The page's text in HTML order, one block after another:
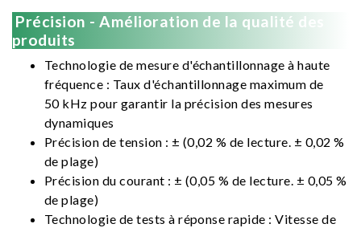
Précision - Amélioration de la qualité des
produits
Technologie de mesure d'échantillonnage à haute
fréquence : Taux d'échantillonnage maximum de
50 kHz pour garantir la précision des mesures
dynamiques
Précision de tension : ± (0,02 % de lecture. ± 0,02 %
de plage)
Précision du courant : ± (0,05 % de lecture. ± 0,05 %
de plage)
Technologie de tests à réponse rapide : Vitesse de